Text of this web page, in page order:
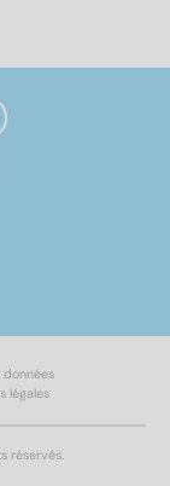
réservés.
légales